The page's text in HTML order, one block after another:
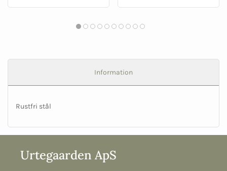
Information
Rustfri stål
Urtegaarden ApS